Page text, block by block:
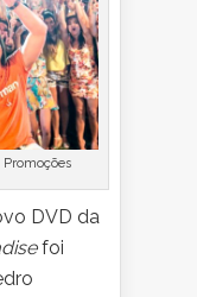
DVD da
foi